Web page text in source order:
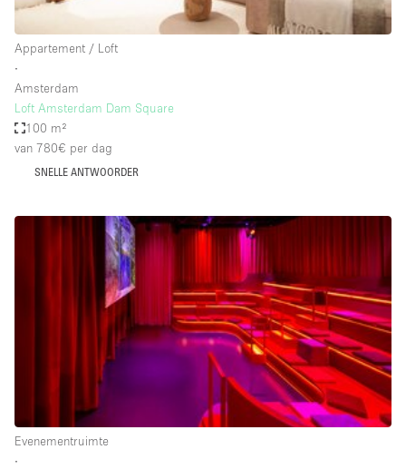
Advertentieruimte
Atelier / Werkplaats
Boetiek / Winkel
Boot
Container
Creatieve ruimte
Dak
Evenementruimte
Foto / Filmstudio
Hal
Appartement / Loft
∙
Amsterdam
Loft Amsterdam Dam Square
100 m²
van 780€ per dag
SNELLE ANTWOORDER
Evenementruimte
∙